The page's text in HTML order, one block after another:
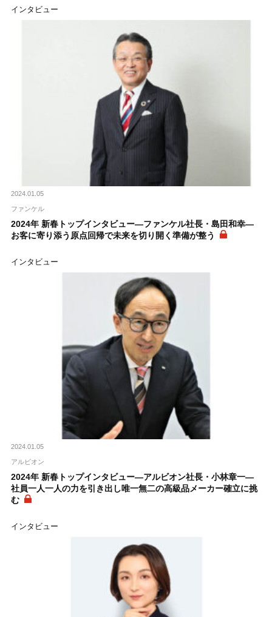
インタビュー
2024.01.05
ファンケル
2024年 新春トップインタビュー―ファンケル社長・島田和幸―
お客に寄り添う原点回帰で未来を切り開く準備が整う
インタビュー
2024.01.05
アルビオン
2024年 新春トップインタビュー―アルビオン社長・小林章一―
社員一人一人の力を引き出し唯一無二の高級品メーカー確立に挑
む
インタビュー